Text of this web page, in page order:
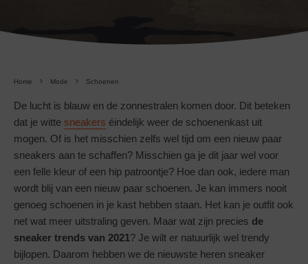
Home Mode Schoenen
De lucht is blauw en de zonnestralen komen door. Dit beteken
dat je witte sneakers éindelijk weer de schoenenkast uit
mogen. Of is het misschien zelfs wel tijd om een nieuw paar
sneakers aan te schaffen? Misschien ga je dit jaar wel voor
een felle kleur of een hip patroontje? Hoe dan ook, iedere man
wordt blij van een nieuw paar schoenen. Je kan immers nooit
genoeg schoenen in je kast hebben staan. Het kan je outfit ook
net wat meer uitstraling geven. Maar wat zijn precies de
sneaker trends van 2021? Je wilt er natuurlijk wel trendy
bijlopen. Daarom hebben we de nieuwste heren sneaker